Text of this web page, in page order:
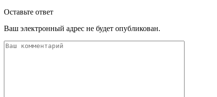
Оставьте ответ
Ваш электронный адрес не будет опубликован.